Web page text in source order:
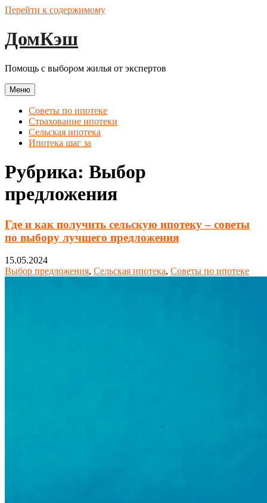
Перейти к содержимому
ДомКэш
Помощь с выбором жилья от экспертов
Меню
Советы по ипотеке
Страхование ипотеки
Сельская ипотека
Ипотека шаг за
Рубрика: Выбор
предложения
Где и как получить сельскую ипотеку – советы
по выбору лучшего предложения
15.05.2024
Выбор предложения, Сельская ипотека, Советы по ипотеке